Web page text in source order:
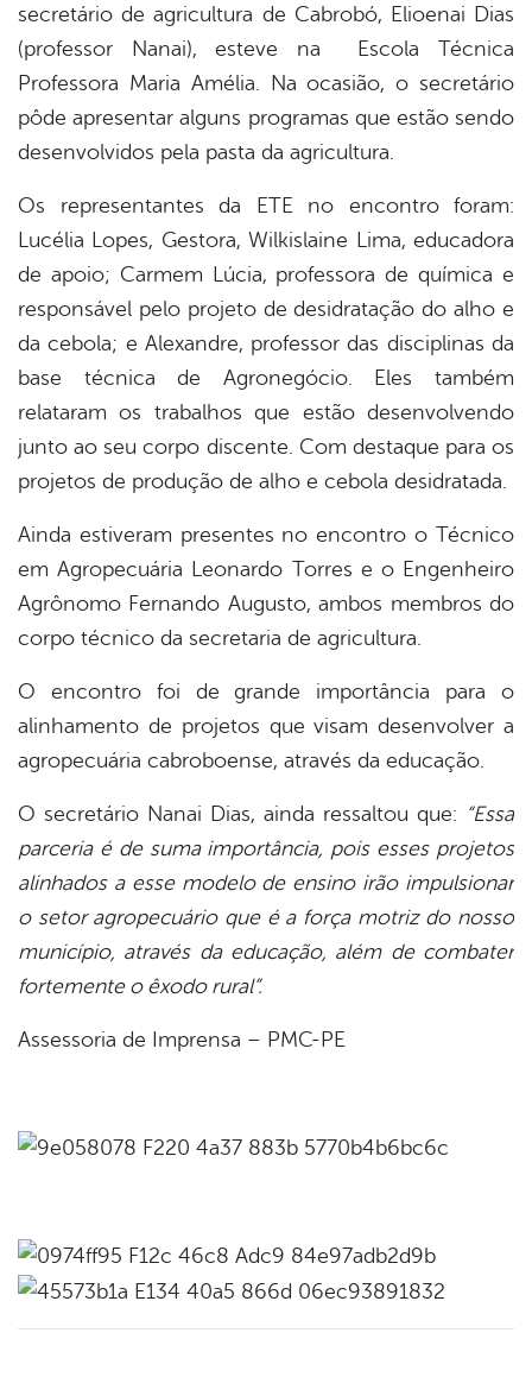
secretário de agricultura de Cabrobó, Elioenai Dias
(professor Nanai), esteve na Escola Técnica
Professora Maria Amélia. Na ocasião, o secretário
pôde apresentar alguns programas que estão sendo
desenvolvidos pela pasta da agricultura.
Os representantes da ETE no encontro foram:
Lucélia Lopes, Gestora, Wilkislaine Lima, educadora
de apoio; Carmem Lúcia, professora de química e
responsável pelo projeto de desidratação do alho e
da cebola; e Alexandre, professor das disciplinas da
base técnica de Agronegócio. Eles também
relataram os trabalhos que estão desenvolvendo
junto ao seu corpo discente. Com destaque para os
projetos de produção de alho e cebola desidratada.
Ainda estiveram presentes no encontro o Técnico
em Agropecuária Leonardo Torres e o Engenheiro
Agrônomo Fernando Augusto, ambos membros do
corpo técnico da secretaria de agricultura.
O encontro foi de grande importância para o
alinhamento de projetos que visam desenvolver a
agropecuária cabroboense, através da educação.
O secretário Nanai Dias, ainda ressaltou que: “Essa
parceria é de suma importância, pois esses projetos
alinhados a esse modelo de ensino irão impulsionar
o setor agropecuário que é a força motriz do nosso
município, através da educação, além de combater
fortemente o êxodo rural”.
Assessoria de Imprensa – PMC-PE